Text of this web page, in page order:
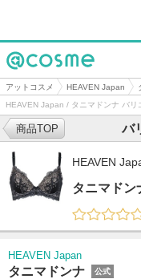
@cosme
アットコスメ HEAVEN Japan
HEAVEN Japan / タニマドンナ バリ
バ
商品TOP
HEAVEN
タニマドン
HEAVEN Japan
タニマドンナ 公式